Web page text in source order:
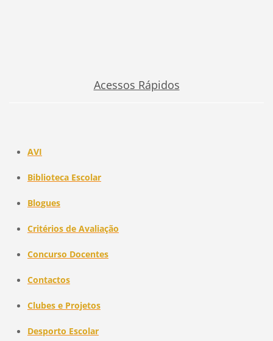
Acessos Rápidos
AVI
Biblioteca Escolar
Blogues
Critérios de Avaliação
Concurso Docentes
Contactos
Clubes e Projetos
Desporto Escolar